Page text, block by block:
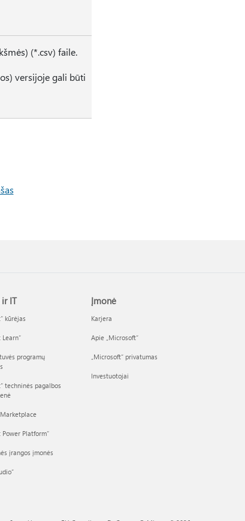
(*.csv) faile.
versijoje gali būti
IT
kūrėjas
programų
techninės pagalbos
Power Platform“
įrangos įmonės
Įmonė
Karjera
Apie „Microsoft“
„Microsoft“ privatumas
Investuotojai